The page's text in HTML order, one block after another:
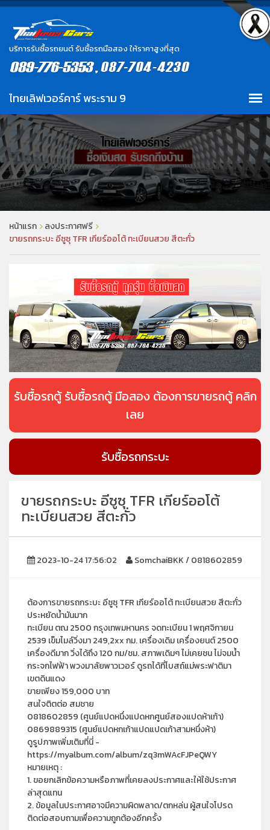
บริการรับซื้อรถยนต์ รับซื้อรถมือสอง ให้ราคาสูงที่สุด
หน้าแรก
ลงประกาศฟรี
ขายรถกระบะ อีซูซุ TFR เกียร์ออโต้ ทะเบียนสวย สีตะกั่ว
รับซื้อรถตู้ รับซื้อรถตู้ มือสอง ต้องการขายรถตู้ คลิก
เลย
รับซื้อรถกระบะ
ขายรถกระบะ อีซูซุ TFR เกียร์ออโต้
ทะเบียนสวย สีตะกั่ว
2023-10-24 17:56:02 SomchaiBKK / 0818602859
ต้องการขายรถกระบะ อีซูซุ TFR เกียร์ออโต้ ทะเบียนสวย สีตะกั่ว
ประหยัดน้ำมันมาก
ทะเบียน ตณ 2500 กรุงเทพมหานคร จดทะเบียน 1 พฤศจิกายน
2539 เข็มไมล์วิ่งมา 249,2xx กม. เครื่องเดิม เครื่องยนต์ 2500
เครื่องดีมาก วิ่งได้ถึง 120 กม/ชม. สภาพเดิมๆ ไม่เคยชน ไม่จมน้ำ
กระจกไฟฟ้า พวงมาลัยพาวเวอร์ ดูรถได้ที่โบสถ์แม่พระฟาติมา
เขตดินแดง
ขายเพียง 159,000 บาท
สนใจติตต่อ สมชาย
0818602859 (ศูนย์แปดหนึ่งแปดหกศูนย์สองแปดห้าเก้า)
0869889315 (ศูนย์แปดหกเก้าแปดแปดเก้าสามหนึ่งห้า)
ดูรูปภาพเพิ่มเติมที่นี่ -
https://myalbum.com/album/zq3mWAcFJPeQWY
หมายเหตุ :
1. ขอยกเลิกข้อความหรือภาพที่เคยลงประกาศและให้ใช้ประกาศ
ล่าสุดแทน
2. ข้อมูลในประกาศอาจมีความผิดพลาด/ตกหล่น ผู้สนใจโปรด
ติดต่อสอบถามเพื่อความถูกต้องอีกครั้ง